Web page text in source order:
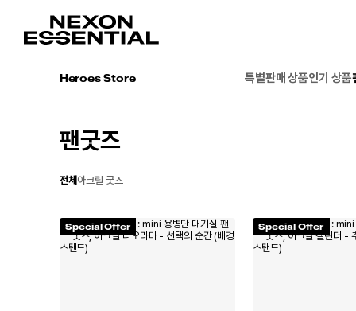
팬굿즈
전체 아크릴 굿즈
Special Offer Special Offer
Heroes Store 특별판매 상품인기 상품